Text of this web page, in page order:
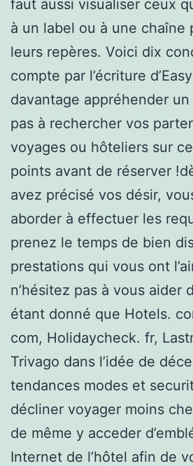
faut aussi visualiser ceux
à un label ou à une chaîne
leurs repères. Voici dix
compte par l’écriture
davantage appréhender un
pas à rechercher vos
voyages ou hôteliers sur
points avant de réserver
avez précisé vos désir,
aborder à effectuer les
prenez le temps de bien
prestations qui vous ont
n’hésitez pas à vous aider
étant donné que Hotels.
com, Holidaycheck. fr,
Trivago dans l’idée de
tendances modes et
décliner voyager moins
de même y acceder
Internet de l’hôtel afin de